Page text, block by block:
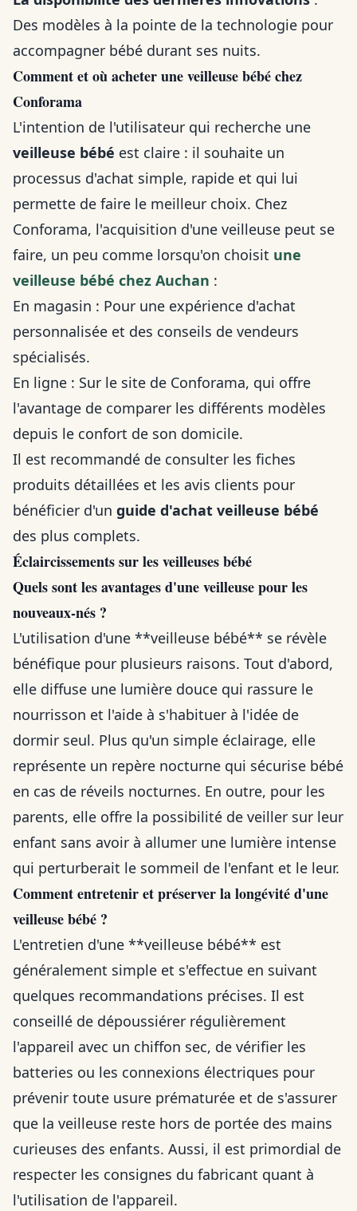
Des modèles à la pointe de la technologie pour
accompagner bébé durant ses nuits.
Comment et où acheter une veilleuse bébé chez
Conforama
L'intention de l'utilisateur qui recherche une
veilleuse bébé est claire : il souhaite un
processus d'achat simple, rapide et qui lui
permette de faire le meilleur choix. Chez
Conforama, l'acquisition d'une veilleuse peut se
faire, un peu comme lorsqu'on choisit une
veilleuse bébé chez Auchan :
En magasin : Pour une expérience d'achat
personnalisée et des conseils de vendeurs
spécialisés.
En ligne : Sur le site de Conforama, qui offre
l'avantage de comparer les différents modèles
depuis le confort de son domicile.
Il est recommandé de consulter les fiches
produits détaillées et les avis clients pour
bénéficier d'un guide d'achat veilleuse bébé
des plus complets.
Éclaircissements sur les veilleuses bébé
Quels sont les avantages d'une veilleuse pour les
nouveaux-nés ?
L'utilisation d'une **veilleuse bébé** se révèle
bénéfique pour plusieurs raisons. Tout d'abord,
elle diffuse une lumière douce qui rassure le
nourrisson et l'aide à s'habituer à l'idée de
dormir seul. Plus qu'un simple éclairage, elle
représente un repère nocturne qui sécurise bébé
en cas de réveils nocturnes. En outre, pour les
parents, elle offre la possibilité de veiller sur leur
enfant sans avoir à allumer une lumière intense
qui perturberait le sommeil de l'enfant et le leur.
Comment entretenir et préserver la longévité d'une
veilleuse bébé ?
L'entretien d'une **veilleuse bébé** est
généralement simple et s'effectue en suivant
quelques recommandations précises. Il est
conseillé de dépoussiérer régulièrement
l'appareil avec un chiffon sec, de vérifier les
batteries ou les connexions électriques pour
prévenir toute usure prématurée et de s'assurer
que la veilleuse reste hors de portée des mains
curieuses des enfants. Aussi, il est primordial de
respecter les consignes du fabricant quant à
l'utilisation de l'appareil.